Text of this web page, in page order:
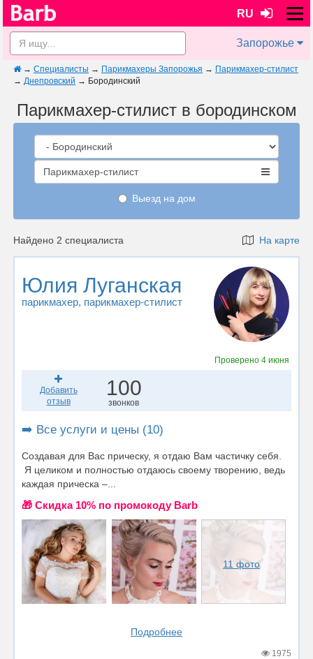
RU
Запорожье
→ Специалисты → Парикмахеры Запорожья → Парикмахер-стилист
→ Днепровский → Бородинский
Парикмахер-стилист в бородинском
Парикмахер-стилист
Выезд на дом
Найдено 2 специалиста На карте
Юлия Луганская
парикмахер, парикмахер-стилист
Проверено 4 июня
Добавить
отзыв
100
звонков
➡️ Все услуги и цены (10)
Создавая для Вас прическу, я отдаю Вам частичку себя.
Я целиком и полностью отдаюсь своему творению, ведь
каждая прическа –...
🎁 Cкидка 10% по промокоду Barb
11 фото
Подробнее
1975